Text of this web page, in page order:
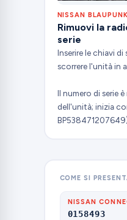
NISSAN
Rimuovi la
serie
Inserire le chiavi
scorrere l'unità in
Il numero di serie
dell'unità; inizia
COME SI
NISSAN
0158493